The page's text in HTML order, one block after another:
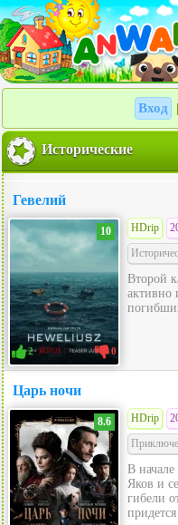
Вход
Исторические
Гевелий
10
2 0
HDrip
Второй
активно
Царь ночи
8.6 HDrip
В
Яков и
гибели